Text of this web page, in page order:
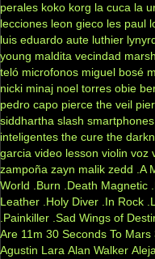
perales koko korg la cuca la
lecciones leon gieco les paul
luis eduardo aute luthier
young maldita vecindad
teló microfonos miguel bosé
nicki minaj noel torres obie
pedro capo pierce the veil
siddhartha slash smartphones
inteligentes the cure the
garcia video lesson violin voz
zampoña zayn malik zedd .A
World
.Burn .Death Magnetic
Leather .Holy Diver .In Rock
.Painkiller .Sad Wings of
Are 11m 30 Seconds To Mars
Agustin Lara Alan Walker